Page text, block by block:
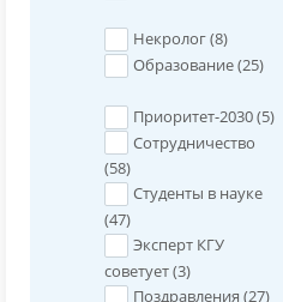
Некролог (8)
Образование (25)
Приоритет-2030 (5)
Сотрудничество
(58)
Студенты в науке
(47)
Эксперт КГУ
советует (3)
Поздравления (27)